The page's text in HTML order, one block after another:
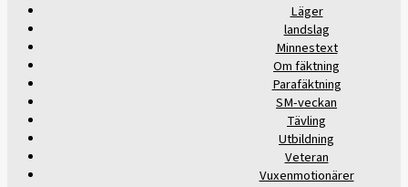
Läger
landslag
Minnestext
Om fäktning
Parafäktning
SM-veckan
Tävling
Utbildning
Veteran
Vuxenmotionärer